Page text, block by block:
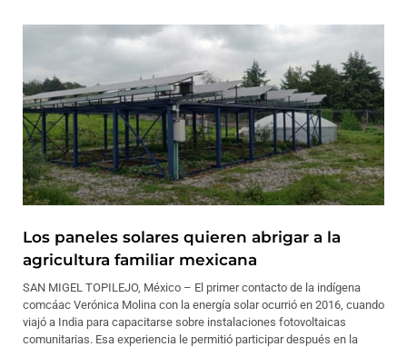
Los paneles solares quieren abrigar a la
agricultura familiar mexicana
SAN MIGEL TOPILEJO, México – El primer contacto de la indígena
comcáac Verónica Molina con la energía solar ocurrió en 2016, cuando
viajó a India para capacitarse sobre instalaciones fotovoltaicas
comunitarias. Esa experiencia le permitió participar después en la